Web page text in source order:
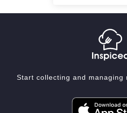
Start collecting and managing